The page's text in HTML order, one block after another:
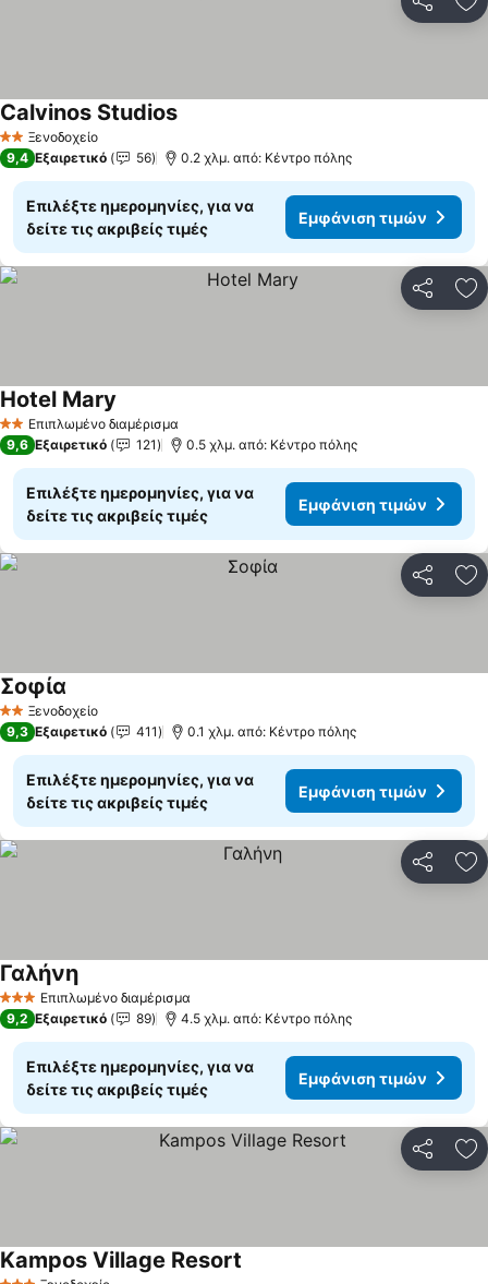
2 ΑστέριαΞενοδοχείο
Calvinos Studios
9,4 Εξαιρετικό 56 0.2 χλμ. από: Κέντρο πόλης
Επιλέξτε ημερομηνίες, για να
δείτε τις ακριβείς τιμές
Εμφάνιση τιμών
2 ΑστέριαΕπιπλωμένο διαμέρισμα
Hotel Mary
9,6 Εξαιρετικό 121 0.5 χλμ. από: Κέντρο πόλης
Επιλέξτε ημερομηνίες, για να
δείτε τις ακριβείς τιμές
Εμφάνιση τιμών
2 ΑστέριαΞενοδοχείο
Σοφία
9,3 Εξαιρετικό 411 0.1 χλμ. από: Κέντρο πόλης
Επιλέξτε ημερομηνίες, για να
δείτε τις ακριβείς τιμές
Εμφάνιση τιμών
3 ΑστέριαΕπιπλωμένο διαμέρισμα
Γαλήνη
9,2 Εξαιρετικό 89 4.5 χλμ. από: Κέντρο πόλης
Επιλέξτε ημερομηνίες, για να
δείτε τις ακριβείς τιμές
Εμφάνιση τιμών
Kampos Village Resort